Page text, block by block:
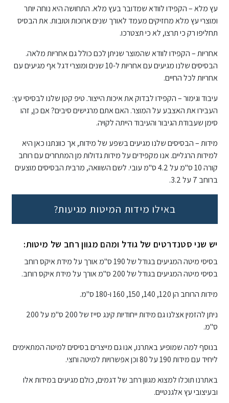
עץ מלא – הקפידו לוודא שמדובר בעץ מלא. התחושה היא נוחה יותר
ומוצרי עץ מלא מחזיקים מעמד לאורך שנים ארוכות וטובות. את הבסיס
תחליפו רק כי תרצו, לא כי תצטרכו.
אחריות – הקפידו לוודא שהמוצר שניתן לכם כולל גם אחריות מלאה.
הבסיסים שלנו מגיעים עם אחריות ל-10 שנים ומוצרי דגל אף מגיעים עם
אחריות לכל החיים.
עיבוד וגימור – הקפידו לבדוק את איכות הייצור. טיפ קטן שלנו לבסיסי עץ:
העבירו את האצבע על המוצר. האם אתם מרגישים סיבים? אם כן, זהו
סימן שעבודת הגיבור והעיבוד הייתה לקויה.
מידות – הבסיסים שלנו מגיעים בשפע של מידות, אך כוונתנו כאן היא
למידות הרגליים. אנו מקפידים על מידות גדולות מן המתחרים עם רוחב
קורה 10 ס"מ על 4.2 ס"מ עובי. לשם השוואה, מרבית הבסיסים מוצעים
ברוחב 7 על 3.2.
באילו מידות המיטות מגיעות?
יש שני סטנדרטים של גודל ומהם מגוון רחב של מיטות:
בסיסי מיטה המגיעים בגודל של 190 ס"מ אורך על מידת איקס רוחב
בסיסי מיטה המגיעים בגודל של 200 ס"מ אורך על מידת איקס רוחב.
מידות הרוחב הן 120, 140, 150, 160 ו-180 ס"מ.
ניתן להזמין אצלנו גם מידות ייחודיות קינג סייז של 200 ס"מ על 200
ס"מ.
בנוסף למה שמופיע באתרנו, אנו גם מייצרים בסיסים למיטה המתאימים
ליחיד עם מידות 190 על 80 וכן אפשרויות למיטה וחצי.
באתרנו תוכלו למצוא מגוון רחב של דגמים, כולם מגיעים במידות אלו
ובעיצובי עץ אלגנטיים.